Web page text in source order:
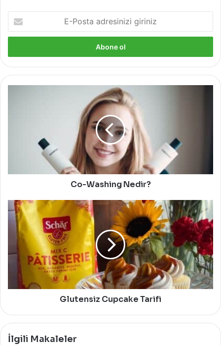
Posta
adresinizi
Co-Washing Nedir?
Glutensiz
Cupcake
Tarifi
Glutensiz Cupcake Tarifi
İlgili Makaleler